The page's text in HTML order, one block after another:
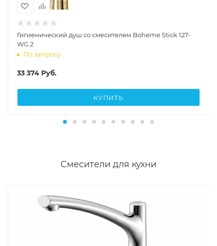
Гигиенический душ со смесителем Boheme Stick 127-
WG.2
По запросу
33 374 Руб.
КУПИТЬ
Смесители для кухни